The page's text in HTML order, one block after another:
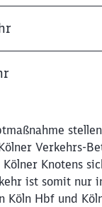
Verkehrs-
Knotens
ist somit nur
Köln Hbf und